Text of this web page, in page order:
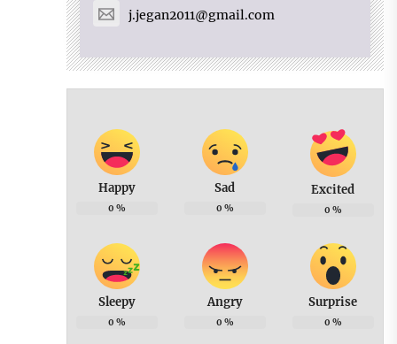
j.jegan2011@gmail.com
Happy
0 %
Sad
0 %
Excited
0 %
Sleepy
0 %
Angry
0 %
Surprise
0 %